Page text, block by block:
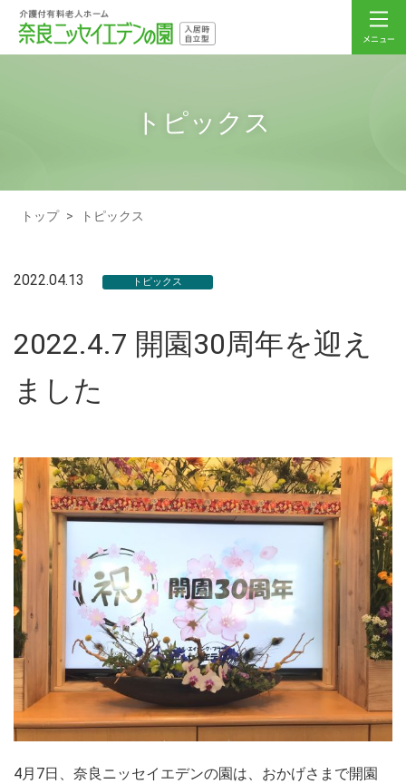
トピックス
トップ > トピックス
2022.04.13 トピックス
2022.4.7 開園30周年を迎え
ました
4月7日、奈良ニッセイエデンの園は、おかげさまで開園